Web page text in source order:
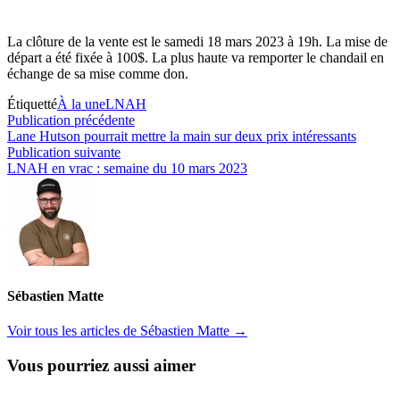
La clôture de la vente est le samedi 18 mars 2023 à 19h. La mise de
départ a été fixée à 100$. La plus haute va remporter le chandail en
échange de sa mise comme don.
ÉtiquettéÀ la uneLNAH
Navigation
de
l’article
Publication précédentePublication
précédente :
Lane Hutson pourrait mettre la main sur deux prix intéressants
Publication suivantePublication
suivante :
LNAH en vrac : semaine du 10 mars 2023
Sébastien Matte
Voir tous les articles de Sébastien Matte →
Vous pourriez aussi aimer